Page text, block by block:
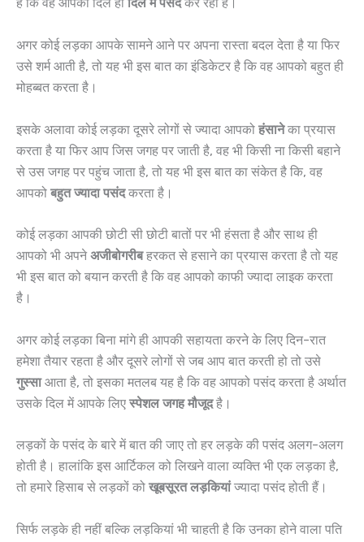
है कि वह आपको दिल ही दिल में पसंदकर रहा है।
अगर कोई लड़का आपके सामने आने पर अपना रास्ता बदल देता है या फिर
उसे शर्म आती है, तो यह भी इस बात का इंडिकेटर है कि वह आपको बहुत ही
मोहब्बत करता है।
इसके अलावा कोई लड़का दूसरे लोगों से ज्यादा आपको हंसानेका प्रयास
करता है या फिर आप जिस जगह पर जाती है, वह भी किसी ना किसी बहाने
से उस जगह पर पहुंच जाता है, तो यह भी इस बात का संकेत है कि, वह
आपको बहुत ज्यादा पसंदकरता है।
कोई लड़का आपकी छोटी सी छोटी बातों पर भी हंसता है और साथ ही
आपको भी अपनेअजीबोगरीबहरकत से हसाने का प्रयास करता है तो यह
भी इस बात को बयान करती है कि वह आपको काफी ज्यादा लाइक करता
है।
अगर कोई लड़का बिना मांगे ही आपकी सहायता करने के लिए दिन-रात
हमेशा तैयार रहता है और दूसरे लोगों से जब आप बात करती हो तो उसे
गुस्साआता है, तो इसका मतलब यह है कि वह आपको पसंद करता है अर्थात
उसके दिल में आपके लिए स्पेशल जगह मौजूदहै।
लड़कों के पसंद के बारे में बात की जाए तो हर लड़के की पसंद अलग-अलग
होती है। हालांकि इस आर्टिकल को लिखने वाला व्यक्ति भी एक लड़का है,
तो हमारे हिसाब से लड़कों को खूबसूरत लड़कियांज्यादा पसंद होती हैं।
सिर्फ लड़के ही नहीं बल्कि लड़कियां भी चाहती है कि उनका होने वाला पति